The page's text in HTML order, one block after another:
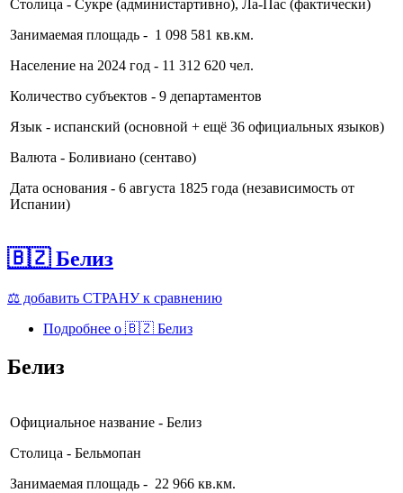
Столица - Сукре (администартивно), Ла-Пас (фактически)
Занимаемая площадь - 1 098 581 кв.км.
Население на 2024 год - 11 312 620 чел.
Количество субъектов - 9 департаментов
Язык - испанский (основной + ещё 36 официальных языков)
Валюта - Боливиано (сентаво)
Дата основания - 6 августа 1825 года (независимость от
Испании)
🇧🇿 Белиз
⚖️ добавить СТРАНУ к сравнению
Подробнее о 🇧🇿 Белиз
Белиз
Официальное название - Белиз
Столица - Бельмопан
Занимаемая площадь - 22 966 кв.км.